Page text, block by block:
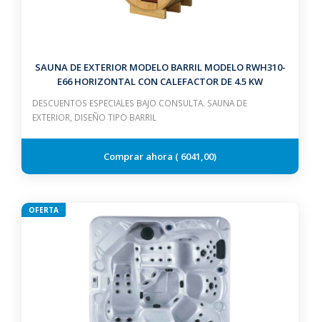
SAUNA DE EXTERIOR MODELO BARRIL MODELO RWH310-
E66 HORIZONTAL CON CALEFACTOR DE 4.5 KW
DESCUENTOS ESPECIALES BAJO CONSULTA. SAUNA DE
EXTERIOR, DISEÑO TIPO BARRIL
6041,00
OFERTA